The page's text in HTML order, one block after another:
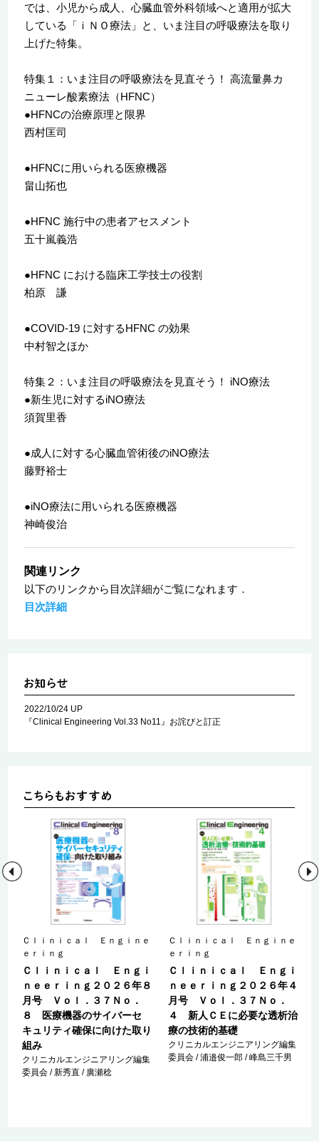
では、小児から成人、心臓血管外科領域へと適用が拡大
している「ｉＮＯ療法」と、いま注目の呼吸療法を取り
上げた特集。
特集１：いま注目の呼吸療法を見直そう！ 高流量鼻カ
ニューレ酸素療法（HFNC）
●HFNCの治療原理と限界
西村匡司
●HFNCに用いられる医療機器
畠山拓也
●HFNC 施行中の患者アセスメント
五十嵐義浩
●HFNC における臨床工学技士の役割
柏原 謙
●COVID-19 に対するHFNC の効果
中村智之ほか
特集２：いま注目の呼吸療法を見直そう！ iNO療法
●新生児に対するiNO療法
須賀里香
●成人に対する心臓血管術後のiNO療法
藤野裕士
●iNO療法に用いられる医療機器
神崎俊治
関連リンク
以下のリンクから目次詳細がご覧になれます．
目次詳細
2022/10/24 UP
『Clinical Engineering Vol.33 No11』お詫びと訂正
Ｃｌｉｎｉｃａｌ Ｅｎｇｉｎｅ
ｅｒｉｎｇ
Ｃｌｉｎｉｃａｌ Ｅｎｇｉ
ｎｅｅｒｉｎｇ２０２６年８
月号 Ｖｏｌ．３７Ｎｏ．
８ 医療機器のサイバーセ
キュリティ確保に向けた取り
組み
クリニカルエンジニアリング編集
委員会 / 新秀直 / 廣瀬稔
Ｃｌｉｎｉｃａｌ Ｅｎｇｉｎｅ
ｅｒｉｎｇ
Ｃｌｉｎｉｃａｌ Ｅｎｇｉ
ｎｅｅｒｉｎｇ２０２６年４
月号 Ｖｏｌ．３７Ｎｏ．
４ 新人ＣＥに必要な透析治
療の技術的基礎
クリニカルエンジニアリング編集
委員会 / 浦邉俊一郎 / 峰島三千男